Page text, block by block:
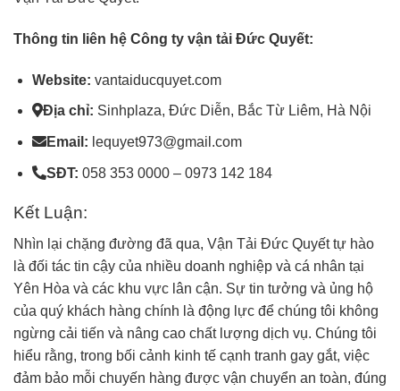
Thông tin liên hệ Công ty vận tải Đức Quyết:
Website: vantaiducquyet.com
Địa chỉ: Sinhplaza, Đức Diễn, Bắc Từ Liêm, Hà Nội
Email: lequyet973@gmail.com
SĐT: 058 353 0000 – 0973 142 184
Kết Luận:
Nhìn lại chặng đường đã qua, Vận Tải Đức Quyết tự hào
là đối tác tin cậy của nhiều doanh nghiệp và cá nhân tại
Yên Hòa và các khu vực lân cận. Sự tin tưởng và ủng hộ
của quý khách hàng chính là động lực để chúng tôi không
ngừng cải tiến và nâng cao chất lượng dịch vụ. Chúng tôi
hiểu rằng, trong bối cảnh kinh tế cạnh tranh gay gắt, việc
đảm bảo mỗi chuyến hàng được vận chuyển an toàn, đúng